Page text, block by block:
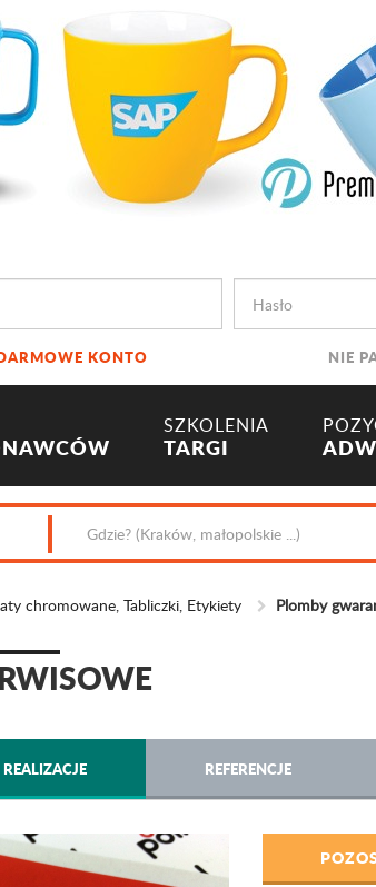
KONTO NIE
SZKOLENIA
TARGI
chromowane, Tabliczki, Etykiety Plomby
REALIZACJE REFERENCJE